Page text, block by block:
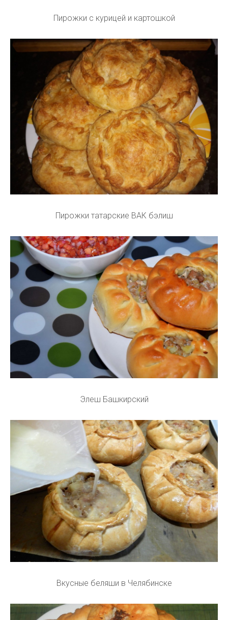
Пирожки с курицей и картошкой
Пирожки татарские ВАК бэлиш
Элеш Башкирский
Вкусные беляши в Челябинске